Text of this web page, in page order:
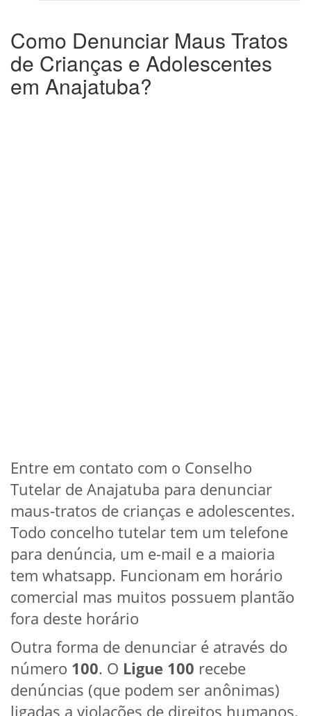
Como Denunciar Maus Tratos
de Crianças e Adolescentes
em Anajatuba?
Entre em contato com o Conselho
Tutelar de Anajatuba para denunciar
maus-tratos de crianças e adolescentes.
Todo concelho tutelar tem um telefone
para denúncia, um e-mail e a maioria
tem whatsapp. Funcionam em horário
comercial mas muitos possuem plantão
fora deste horário
Outra forma de denunciar é através do
número 100. O Ligue 100 recebe
denúncias (que podem ser anônimas)
ligadas a violações de direitos humanos.